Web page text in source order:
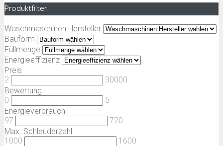
Produktfilter
Waschmaschinen Hersteller
Bauform
Füllmenge
Energieeffizienz
Preis
2
30000
Bewertung
0
5
Energieverbrauch
97
720
Max. Schleuderzahl
1000
1600